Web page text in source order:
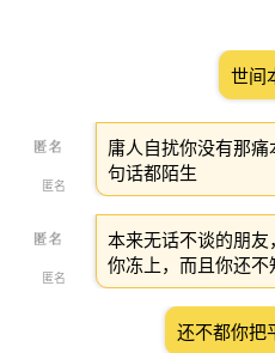
世间
匿名
庸人自扰你没有那
句话都陌生
匿名
本来无话不谈的朋
你冻上，而且你还不
还不都你把